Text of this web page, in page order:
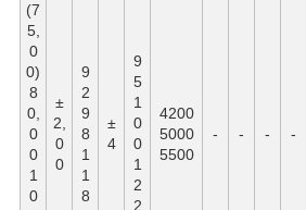
(7
5,
0
0)
8
0,
0
0
1
0
±
2,
0
0
9
2
9
8
1
1
8
±
4
9
5
1
0
0
1
2
2
4200
5000
5500
- - - -